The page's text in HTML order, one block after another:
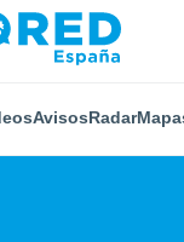
AvisosRadar